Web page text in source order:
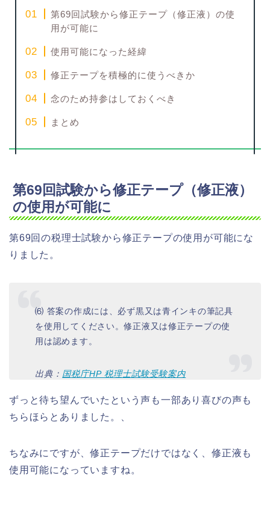
第69回試験から修正テープ（修正液）の使
用が可能に
使用可能になった経緯
修正テープを積極的に使うべきか
念のため持参はしておくべき
まとめ
第69回試験から修正テープ（修正液）
の使用が可能に
第69回の税理士試験から修正テープの使用が可能にな
りました。
⑹ 答案の作成には、必ず黒又は青インキの筆記具
を使用してください。修正液又は修正テープの使
用は認めます。
出典： 国税庁HP 税理士試験受験案内
ずっと待ち望んでいたという声も一部あり喜びの声も
ちらほらとありました。、
ちなみにですが、修正テープだけではなく、修正液も
使用可能になっていますね。